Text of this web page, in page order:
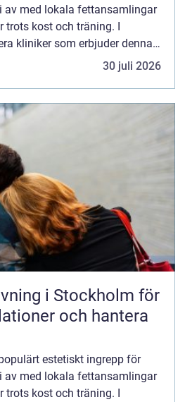
av med lokala fettansamlingar
trots kost och träning. I
kliniker som erbjuder denna
...
30 juli 2026
i Stockholm för
och hantera
estetiskt ingrepp för
av med lokala fettansamlingar
trots kost och träning. I